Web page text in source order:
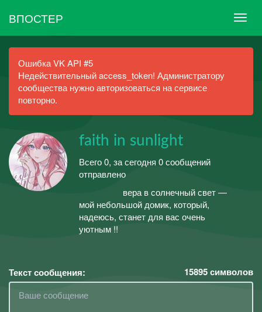
ВПОСТЕР
Ошибка VK API #5
Недействительный access_token! Администратору
сообщества нужно авторизоваться на сервисе
повторно.
faith in sunlight
Всего 0, за сегодня 0 сообщений
отправлено
вера в солнечный свет —
мой небольшой домик, который,
надеюсь, станет для вас очень
уютным !!
Текст сообщения: 15895символов